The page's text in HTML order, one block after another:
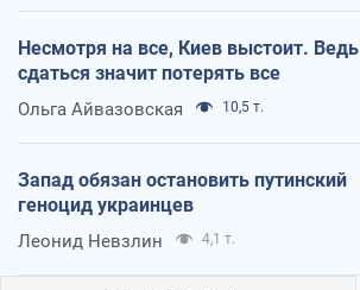
Несмотря на все, Киев выстоит. Ведь
сдаться значит потерять все
Ольга Айвазовская 10,5 т.
Запад обязан остановить путинский
геноцид украинцев
Леонид Невзлин 4,1 т.